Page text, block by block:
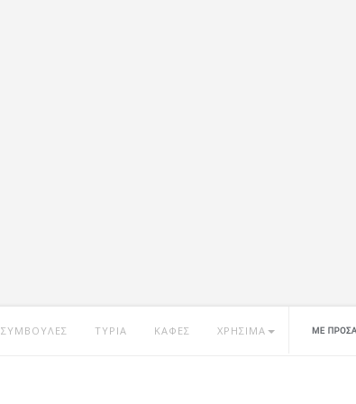
ΣΥΜΒΟΥΛΕΣ ΤΥΡΙΑ ΚΑΦΕΣ ΧΡΗΣΙΜΑ